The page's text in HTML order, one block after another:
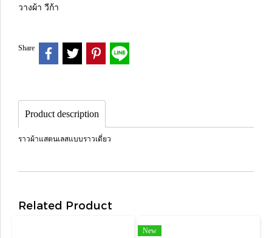
วางผ้า วีก้า
Share
Product description
ราวผ้าแสตนเลสแบบราวเดี่ยว
Related Product
New